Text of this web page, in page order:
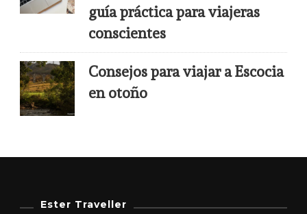
guía práctica para viajeras
conscientes
Consejos para viajar a Escocia
en otoño
Ester Traveller